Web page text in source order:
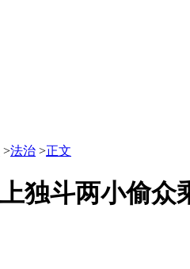
>法治 >正文
独斗两小偷众